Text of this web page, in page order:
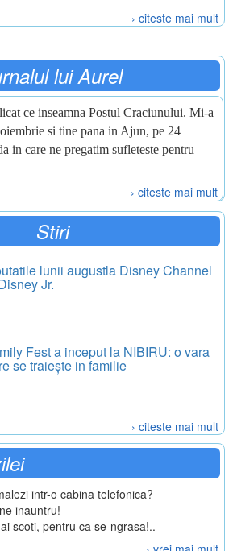
› citeste mai mult
lui Aurel
ce inseamna Postul Craciunului. Mi-a
si tine pana in Ajun, pe 24
in care ne pregatim sufleteste pentru
› citeste mai mult
Stiri
lunii augustla Disney Channel
Jr.
Fest a inceput la NIBIRU: o vara
se traiește in familie
› citeste mai mult
intr-o cabina telefonica?
inauntru!
scoti, pentru ca se-ngrasa!..